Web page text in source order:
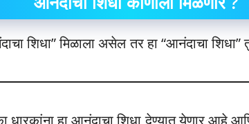
शिधा” मिळाला असेल तर हा “आनंदाचा शिधा”
धारकांना हा आनंदाचा शिधा देण्यात येणार आहे